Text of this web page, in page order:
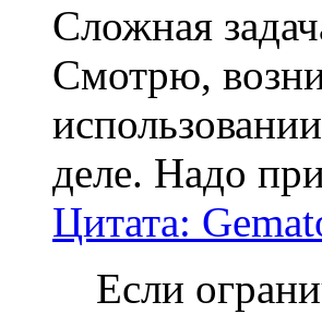
Сложная
Смотрю,
деле. Надо
Цитата:
Если